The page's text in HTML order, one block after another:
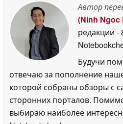
Автор
(Ninh Ngoc
редакции -
Будучи
отвечаю за пополнение
которой собраны обзоры с
сторонних порталов.
выбираю наиболее